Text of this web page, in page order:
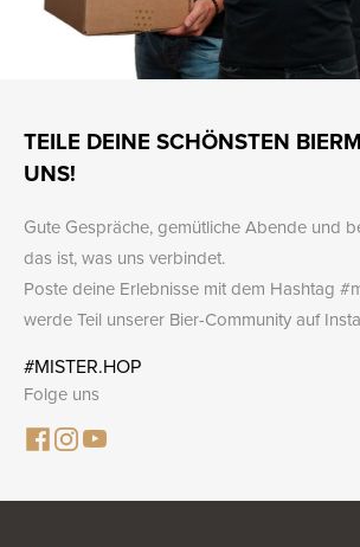
TEILE DEINE SCHÖNSTEN
UNS!
Gute Gespräche, gemütliche Abende und
das ist, was uns verbindet.
Poste deine Erlebnisse mit dem Hashtag
werde Teil unserer Bier-Community auf
#MISTER.HOP
Folge uns